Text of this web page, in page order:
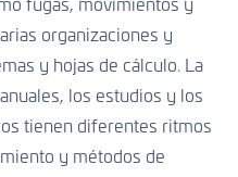
fugas, movimientos y
organizaciones y
y hojas de cálculo. La
los estudios y los
tienen diferentes ritmos
y métodos de